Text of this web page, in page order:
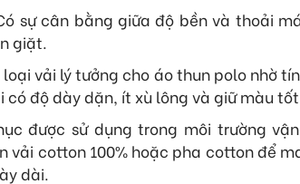
sự cân bằng giữa độ bền và thoải
giặt.
loại vải lý tưởng cho áo thun polo nhờ
có độ dày dặn, ít xù lông và giữ màu
được sử dụng trong môi trường
vải cotton 100% hoặc pha cotton để
dài.